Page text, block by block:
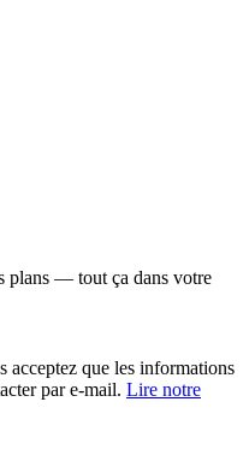
plans — tout ça dans votre
acceptez que les informations
par e-mail. Lire notre